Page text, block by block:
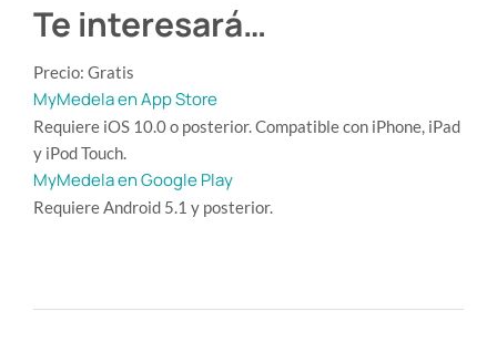
Te interesará…
Precio: Gratis
MyMedela en App Store
Requiere iOS 10.0 o posterior. Compatible con iPhone, iPad
y iPod Touch.
MyMedela en Google Play
Requiere Android 5.1 y posterior.